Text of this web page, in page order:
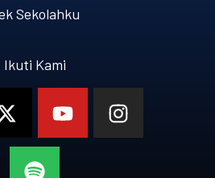
Sekolahku
Ikuti Kami